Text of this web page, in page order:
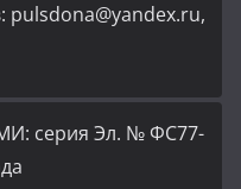
pulsdona@yandex.ru,
серия Эл. № ФС77-